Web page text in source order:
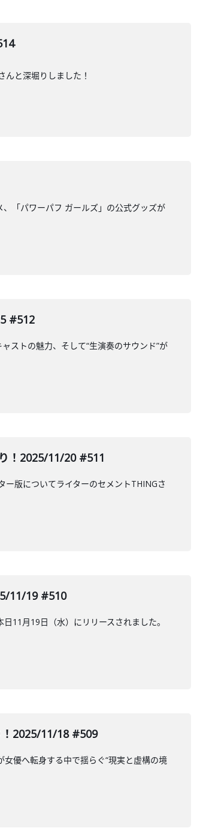
と深堀りしました！
「パワーパフ ガールズ」の公式グッズが
#512
ストの魅力、そして“生演奏のサウンド”が
！2025/11/20 #511
ー版についてライターのセメントTHINGさ
11/19 #510
11月19日（水）にリリースされました。
！2025/11/18 #509
優へ転身する中で揺らぐ“現実と虚構の境